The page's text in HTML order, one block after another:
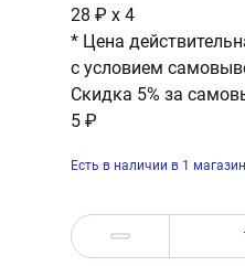
28 ₽ x 4
* Цена
с условием
Скидка 5% за
5 ₽
Есть в наличии в 1